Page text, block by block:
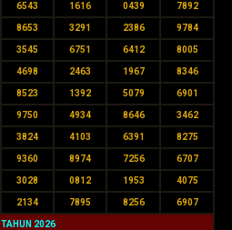
6543 1616 0439 7892
8653 3291 2386 9784
3545 6751 6412 8005
4698 2463 1967 8346
8523 1392 5079 6901
9750 4934 8646 3462
3824 4103 6391 8275
9360 8974 7256 6707
3028 0812 1953 4075
2134 7895 8256 6907
TAHUN 2026